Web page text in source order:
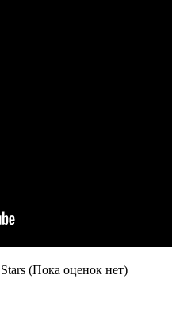
(Пока оценок нет)